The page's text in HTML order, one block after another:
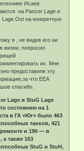
Исаев
на Panzer Lage и
Lage Ost на конкретную
я , не видев его ни
жизни, попросил
их. Мне
предоставили эту
что ЕЕА
спасибо.
Lage и StuG Lage
состоянию на 1
в ГА «Юг» было 463
танков, 421
и 190 — в
а также 163
StuG и StuH,